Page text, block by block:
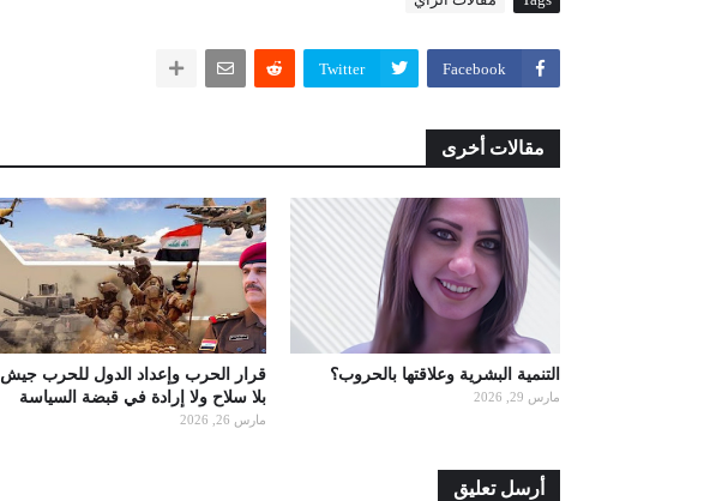
Facebook
Twitter
مقالات أخرى
التنمية البشرية وعلاقتها بالحروب؟
مارس 29, 2026
قرار الحرب وإعداد الدول للحرب جيش
بلا سلاح ولا إرادة في قبضة السياسة
مارس 26, 2026
أرسل تعليق